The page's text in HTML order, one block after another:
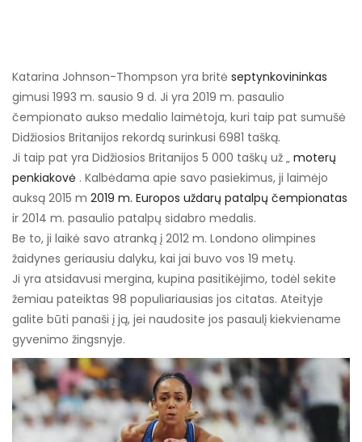
Katarina Johnson-Thompson yra britė septynkovininkas
gimusi 1993 m. sausio 9 d. Ji yra 2019 m. pasaulio
čempionato aukso medalio laimėtoja, kuri taip pat sumušė
Didžiosios Britanijos rekordą surinkusi 6981 tašką.
Ji taip pat yra Didžiosios Britanijos 5 000 taškų už „ moterų
penkiakovė . Kalbėdama apie savo pasiekimus, ji laimėjo
auksą 2015 m 2019 m. Europos uždarų patalpų čempionatas
ir 2014 m. pasaulio patalpų sidabro medalis.
Be to, ji laikė savo atranką į 2012 m. Londono olimpines
žaidynes geriausiu dalyku, kai jai buvo vos 19 metų.
Ji yra atsidavusi mergina, kupina pasitikėjimo, todėl sekite
žemiau pateiktas 98 populiariausias jos citatas. Ateityje
galite būti panaši į ją, jei naudosite jos pasaulį kiekviename
gyvenimo žingsnyje.